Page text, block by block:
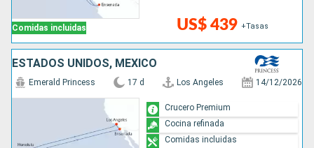
Comidas incluidas US$ 439 +Tasas
ESTADOS UNIDOS, MÉXICO
Emerald Princess 17 d Los Angeles 14/12/2026
Crucero Premium
Cocina refinada
Comidas incluidas